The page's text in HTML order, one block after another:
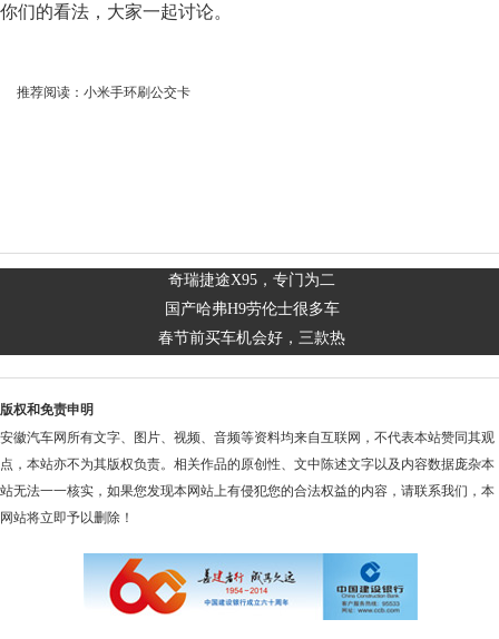
你们的看法，大家一起讨论。
推荐阅读： 小米手环刷公交卡
奇瑞捷途X95，专门为二
国产哈弗H9劳伦士很多车
春节前买车机会好，三款热
版权和免责申明
安徽汽车网所有文字、图片、视频、音频等资料均来自互联网，不代表本站赞同其观
点，本站亦不为其版权负责。相关作品的原创性、文中陈述文字以及内容数据庞杂本
站无法一一核实，如果您发现本网站上有侵犯您的合法权益的内容，请联系我们，本
网站将立即予以删除！